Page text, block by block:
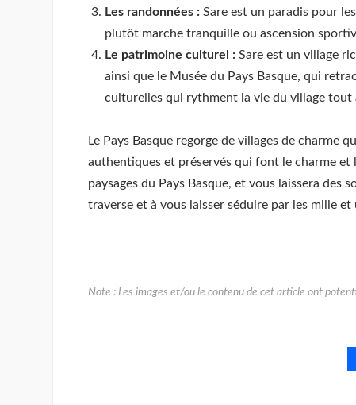
Les randonnées : Sare est un paradis pour
plutôt marche tranquille ou ascension
Le patrimoine culturel : Sare est un village
ainsi que le Musée du Pays Basque, qui
culturelles qui rythment la vie du village tout
Le Pays Basque regorge de villages de charme
authentiques et préservés qui font le charme et
paysages du Pays Basque, et vous laissera des
traverse et à vous laisser séduire par les mille